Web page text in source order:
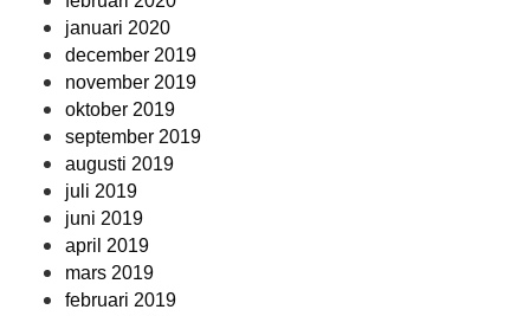
januari 2020
december 2019
november 2019
oktober 2019
september 2019
augusti 2019
juli 2019
juni 2019
april 2019
mars 2019
februari 2019